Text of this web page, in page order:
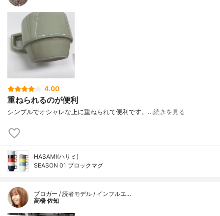
4.00
重ねられるのが便利
シンプルでオシャレな上に重ねられて便利です。…続きを見る
HASAMI(ハサミ)
SEASON 01 ブロックマグ
ブロガー / 読者モデル / インフルエ…
高橋 佐知